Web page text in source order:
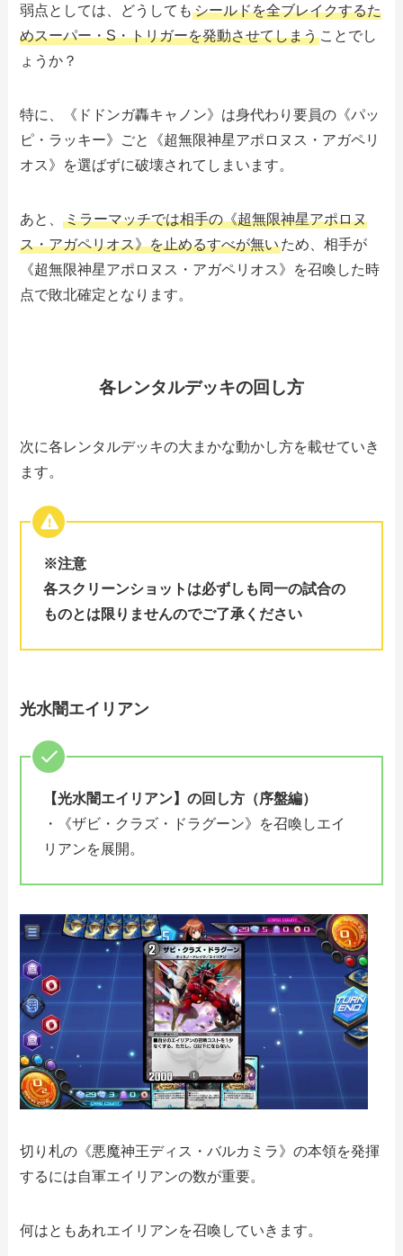
弱点としては、どうしてもシールドを全ブレイクするた
めスーパー・S・トリガーを発動させてしまう ことでし
ょうか？
特に、《ドドンガ轟キャノン》は身代わり要員の《パッ
ピ・ラッキー》ごと《超無限神星アポロヌス・アガペリ
オス》を選ばずに破壊されてしまいます。
あと、ミラーマッチでは相手の《超無限神星アポロヌ
ス・アガペリオス》を止めるすべが無いため、相手が
《超無限神星アポロヌス・アガペリオス》を召喚した時
点で敗北確定となります。
各レンタルデッキの回し方
次に各レンタルデッキの大まかな動かし方を載せていき
ます。
※注意
各スクリーンショットは必ずしも同一の試合の
ものとは限りませんのでご了承ください
光水闇エイリアン
【光水闇エイリアン】の回し方（序盤編）
・《ザビ・クラズ・ドラグーン》を召喚しエイ
リアンを展開。
切り札の《悪魔神王ディス・バルカミラ》の本領を発揮
するには自軍エイリアンの数が重要。
何はともあれエイリアンを召喚していきます。